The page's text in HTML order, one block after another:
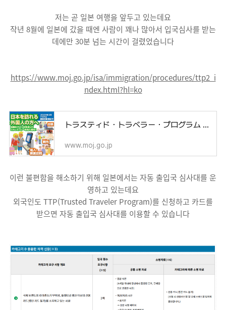
저는 곧 일본 여행을 앞두고 있는데요
작년 8월에 일본에 갔을 때엔 사람이 꽤나 많아서 입국심사를 받는
데에만 30분 넘는 시간이 걸렸었습니다
https://www.moj.go.jp/isa/immigration/procedures/ttp2_i
ndex.html?hl=ko
トラスティド・トラベラー・プログラム | 出入国在留管理庁
www.moj.go.jp
이런 불편함을 해소하기 위해 일본에서는 자동 출입국 심사대를 운
영하고 있는데요
외국인도 TTP(Trusted Traveler Program)를 신청하고 카드를
받으면 자동 출입국 심사대를 이용할 수 있습니다